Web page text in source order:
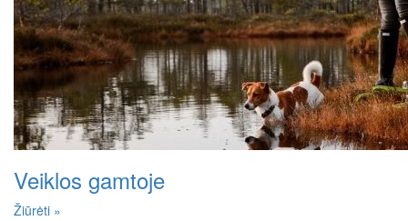
Veiklos gamtoje
Žiūrėti »